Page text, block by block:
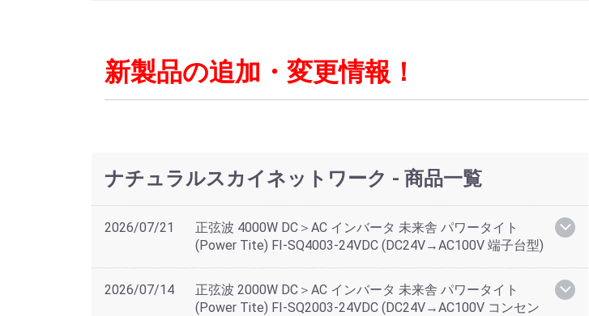
新製品の追加・変更情報！
ナチュラルスカイネットワーク - 商品一覧
2026/07/21
正弦波 4000W DC＞AC インバータ 未来舎 パワータイト
(Power Tite) FI-SQ4003-24VDC (DC24V→AC100V 端子台型)
2026/07/14
正弦波 2000W DC＞AC インバータ 未来舎 パワータイト
(Power Tite) FI-SQ2003-24VDC (DC24V→AC100V コンセン